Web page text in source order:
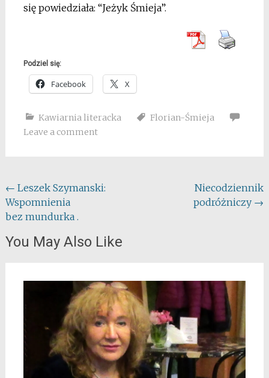
się powiedziała: “Jeżyk Śmieja”.
Podziel się:
Facebook X
Kawiarnia literacka
Florian-Śmieja
Leave a comment
Post
navigation
← Leszek Szymanski:
Wspomnienia
bez mundurka .
Niecodziennik
podróżniczy →
You May Also Like